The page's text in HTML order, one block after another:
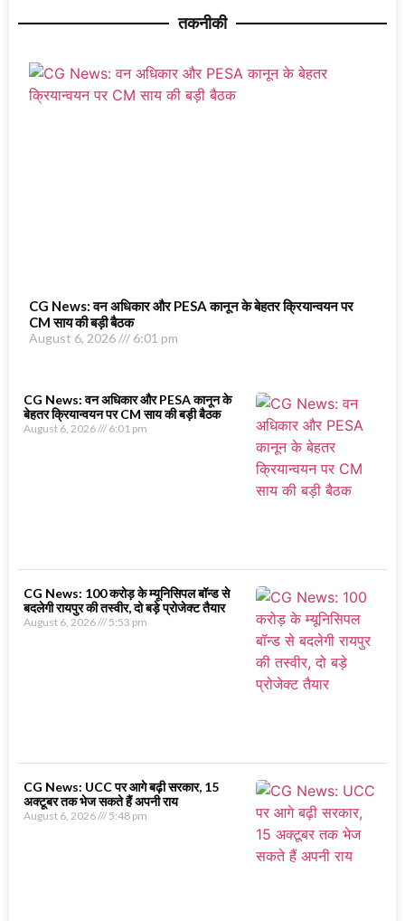
तकनीकी
CG News: वन अधिकार और PESA कानून के बेहतर क्रियान्वयन पर
CM साय की बड़ी बैठक
August 6, 2026 6:01 pm
CG News: वन अधिकार और PESA कानून के
बेहतर क्रियान्वयन पर CM साय की बड़ी बैठक
August 6, 2026 6:01 pm
CG News: 100 करोड़ के म्यूनिसिपल बॉन्ड से
बदलेगी रायपुर की तस्वीर, दो बड़े प्रोजेक्ट तैयार
August 6, 2026 5:53 pm
CG News: UCC पर आगे बढ़ी सरकार, 15
अक्टूबर तक भेज सकते हैं अपनी राय
August 6, 2026 5:48 pm